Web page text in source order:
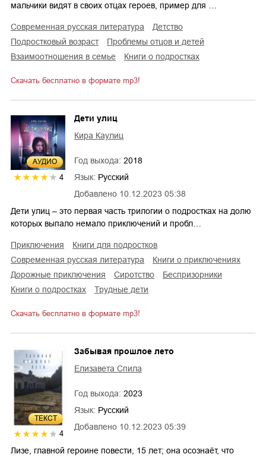
мальчики видят в своих отцах героев, пример для …
современная русская литература
детство
подростковый возраст
проблемы отцов и детей
взаимоотношения в семье
книги о подростках
Скачать бесплатно в формате mp3!
AУДИО
4
Добавлено 10.12.2023 05:38
Дети улиц
Кира Каулиц
Год выхода: 2018
Язык: Русский
Дети улиц – это первая часть трилогии о подростках на долю
которых выпало немало приключений и пробл…
приключения
книги для подростков
современная русская литература
книги о приключениях
дорожные приключения
сиротство
беспризорники
книги о подростках
трудные дети
Скачать бесплатно в формате mp3!
ТЕКСТ
4
Добавлено 10.12.2023 05:39
Забывая прошлое лето
Елизавета Спила
Год выхода: 2023
Язык: Русский
Лизе, главной героине повести, 15 лет; она осознаёт, что